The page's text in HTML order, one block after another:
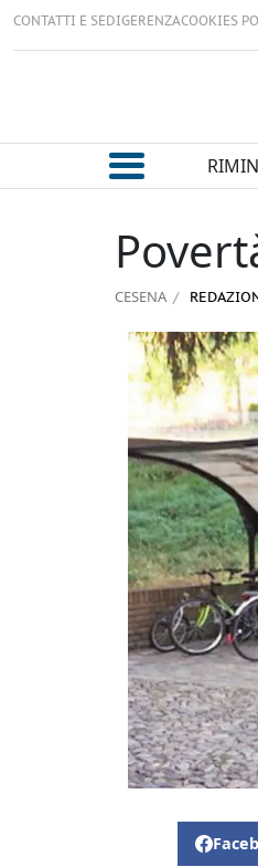
CONTATTI E SEDIGERENZACOOKIES
CESENA